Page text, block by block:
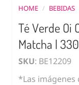
HOME / BEBIDAS
Té Verde Oi
Matcha |
SKU: BE12209
*Las imágenes